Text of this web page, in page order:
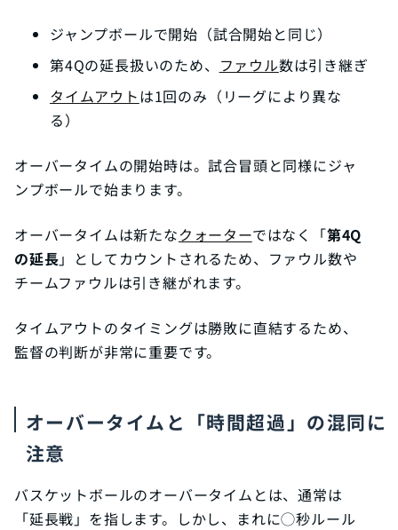
ジャンプボールで開始（試合開始と同じ）
第4Qの延長扱いのため、 ファウル数は引き継ぎ
タイムアウトは1回のみ（リーグにより異な
る）
オーバータイムの開始時は。試合冒頭と同様にジャ
ンプボールで始まります。
オーバータイムは新たなクォーターではなく「第4Q
の延長」としてカウントされるため、ファウル数や
チームファウルは引き継がれます。
タイムアウトのタイミングは勝敗に直結するため、
監督の判断が非常に重要です。
オーバータイムと「時間超過」の混同に
注意
バスケットボールのオーバータイムとは、通常は
「延長戦」を指します。しかし、まれに◯秒ルール